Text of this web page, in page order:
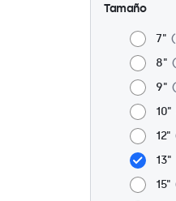
Tamaño
7"
8"
9"
10"
12"
13"
15"